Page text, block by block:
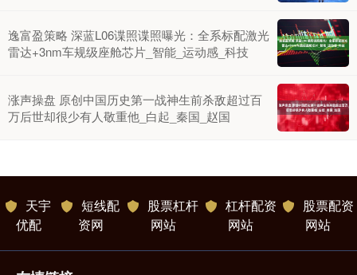
逸富盈策略 深蓝L06谍照谍照曝光：全系标配激光
雷达+3nm车规级座舱芯片_智能_运动感_科技
涨声操盘 原创中国历史第一战神生前杀敌超过百
万后世却很少有人敬重他_白起_秦国_赵国
天宇
优配
短线配
资网
股票杠杆
网站
杠杆配资
网站
股票配资
网站